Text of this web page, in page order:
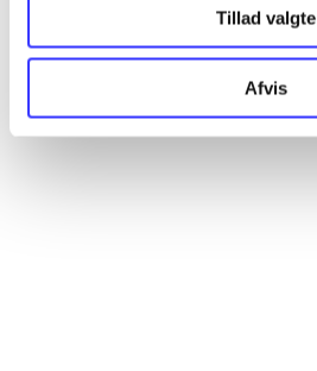
Tillad valgte
Afvis